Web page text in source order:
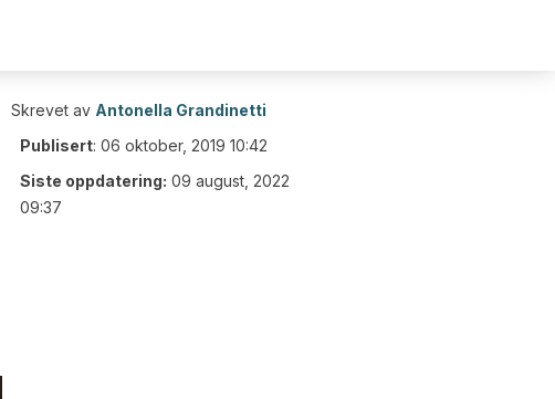
Skrevet av Antonella Grandinetti
Publisert: 06 oktober, 2019 10:42
Siste oppdatering: 09 august, 2022
09:37